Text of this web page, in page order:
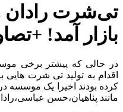
رادان و
آمد!
حالی که پیشتر برخی
به تولید تی شرت هایی با
بودند اخیرا یک موسسه در
پناهیان،حسن